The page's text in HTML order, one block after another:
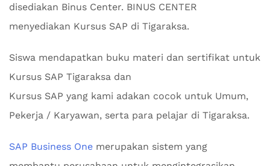
disediakan Binus Center. BINUS CENTER
menyediakan Kursus SAP di Tigaraksa.
Siswa mendapatkan buku materi dan sertifikat untuk
Kursus SAP Tigaraksa dan
Kursus SAP yang kami adakan cocok untuk Umum,
Pekerja / Karyawan, serta para pelajar di Tigaraksa.
SAP Business One merupakan sistem yang